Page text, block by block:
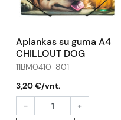
Aplankas su guma A4
CHILLOUT DOG
11BM0410-801
3,20 €/vnt.
-
+